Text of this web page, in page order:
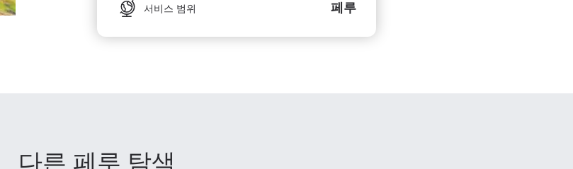
서비스 범위 페루
다른 페루 탐색